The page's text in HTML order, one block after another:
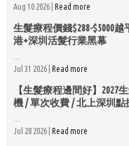
Aug 10 2026 | Read more
生髮療程價錢$288-$5000
港+深圳活髮行業黑幕
Jul 31 2026 | Read more
【生髮療程邊間好】2027
機 / 單次收費 / 北上深圳點
Jul 28 2026 | Read more